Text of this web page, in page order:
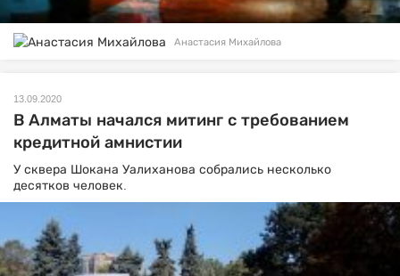
Анастасия Михайлова
13.09.2020
В Алматы начался митинг с требованием
кредитной амнистии
У сквера Шокана Уалиханова собрались несколько
десятков человек.